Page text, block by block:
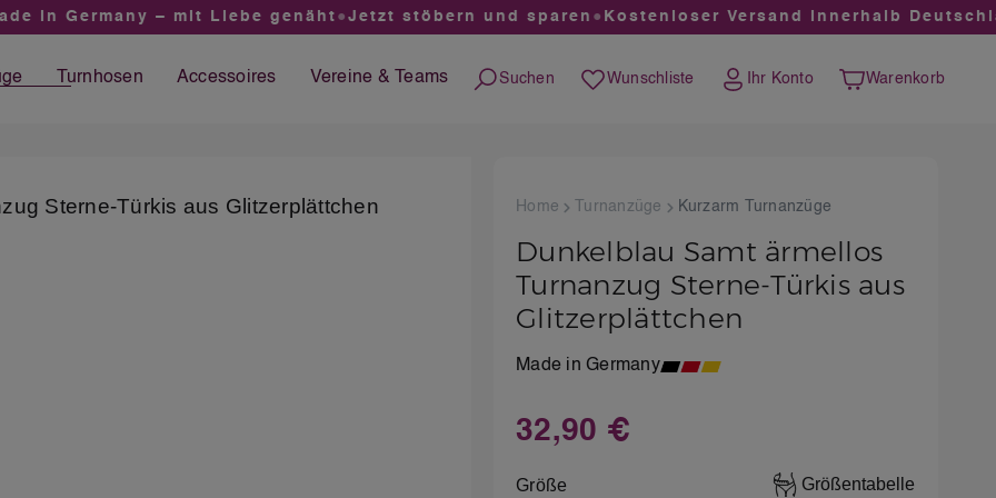
in Germany – mit Liebe genäht● Jetzt stöbern und sparen●Kostenloser Versand innerhalb
Turnhosen Accessoires Vereine & Teams Suchen Wunschliste
Du hast 0 Produkte auf dem Merkzettel
Ihr Konto Warenkorb
Warenkorb enthält
Home Turnanzüge Kurzarm Turnanzüge
Dunkelblau Samt ärmellos
Turnanzug Sterne-Türkis aus
Glitzerplättchen
Made in Germany
Regulärer Preis:
32,90 €
Größe Größentabelle